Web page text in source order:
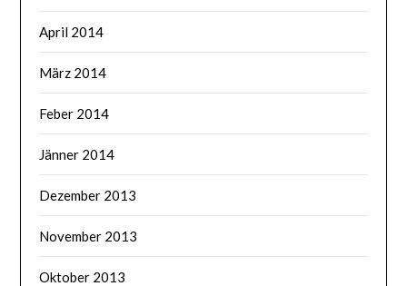
April 2014
März 2014
Feber 2014
Jänner 2014
Dezember 2013
November 2013
Oktober 2013